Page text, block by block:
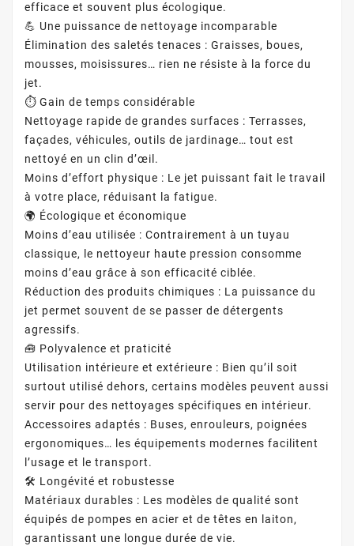
efficace et souvent plus écologique.
💪 Une puissance de nettoyage incomparable
Élimination des saletés tenaces : Graisses, boues,
mousses, moisissures… rien ne résiste à la force du
jet.
⏱️ Gain de temps considérable
Nettoyage rapide de grandes surfaces : Terrasses,
façades, véhicules, outils de jardinage… tout est
nettoyé en un clin d’œil.
Moins d’effort physique : Le jet puissant fait le travail
à votre place, réduisant la fatigue.
🌍 Écologique et économique
Moins d’eau utilisée : Contrairement à un tuyau
classique, le nettoyeur haute pression consomme
moins d’eau grâce à son efficacité ciblée.
Réduction des produits chimiques : La puissance du
jet permet souvent de se passer de détergents
agressifs.
🧰 Polyvalence et praticité
Utilisation intérieure et extérieure : Bien qu’il soit
surtout utilisé dehors, certains modèles peuvent aussi
servir pour des nettoyages spécifiques en intérieur.
Accessoires adaptés : Buses, enrouleurs, poignées
ergonomiques… les équipements modernes facilitent
l’usage et le transport.
🛠️ Longévité et robustesse
Matériaux durables : Les modèles de qualité sont
équipés de pompes en acier et de têtes en laiton,
garantissant une longue durée de vie.